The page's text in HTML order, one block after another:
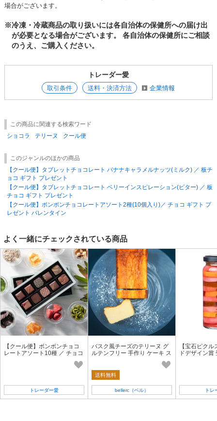
場合がございます。
※冷凍・冷蔵商品の取り扱いには各自治体の保健所への届け出
が必要となる場合がございます。
各自治体の保健所にご相談
のうえ、ご購入ください。
トレーダー愛
取引条件 送料・決済方法 企業情報
この商品に関連する検索ワード
ショコラ
テリーヌ クール便
このジャンルのほかの商品
【クール便】タブレットチョコレート バナナキャラメルナッツ(ミルク) ／ 板チ
ョコ ギフト プレゼント
【クール便】タブレットチョコレート ベリーインスピレーション(ビター) ／ 板
チョコ ギフト プレゼント
【クール便】ボンボンチョコレートアソート2種(10個入り)／ チョコ ギフト プ
レゼント バレンタイン
よく一緒にチェックされている商品
【クール便】ボンボンチョコ
レートアソート10種 ／ チョコ
ギフト プレゼント バレンタイ
トレーダー愛
バスク風チーズのテリーヌ グ
ルテンフリー 手作り ケーキ ス
送料無料
bellerc（ベル）
【宝石ピク
ドデザイン賞
トレ